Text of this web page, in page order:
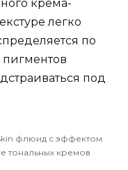
крема-
легко
по
под
флюид с эффектом
тональных кремов